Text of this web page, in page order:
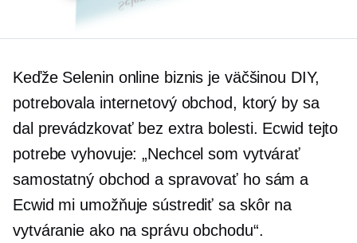
Keďže Selenin online biznis je väčšinou DIY,
potrebovala internetový obchod, ktorý by sa
dal prevádzkovať bez extra bolesti. Ecwid tejto
potrebe vyhovuje: „Nechcel som vytvárať
samostatný obchod a spravovať ho sám a
Ecwid mi umožňuje sústrediť sa skôr na
vytváranie ako na správu obchodu“.